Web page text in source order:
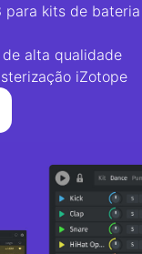
para kits de bateria
alta qualidade
iZotope